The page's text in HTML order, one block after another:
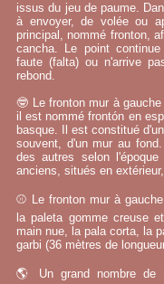
issus du jeu de paume.
à envoyer, de volée ou
principal, nommé fronton,
cancha. Le point
faute (falta) ou n'arrive
rebond.
🤓 Le fronton mur à
il est nommé frontón en
basque. Il est constitué
souvent, d'un mur au
des autres selon
anciens, situés en
⚾ Le fronton mur à
la paleta gomme creuse
main nue, la pala corta, la
garbi (36 mètres de
🌎 Un grand nombre de